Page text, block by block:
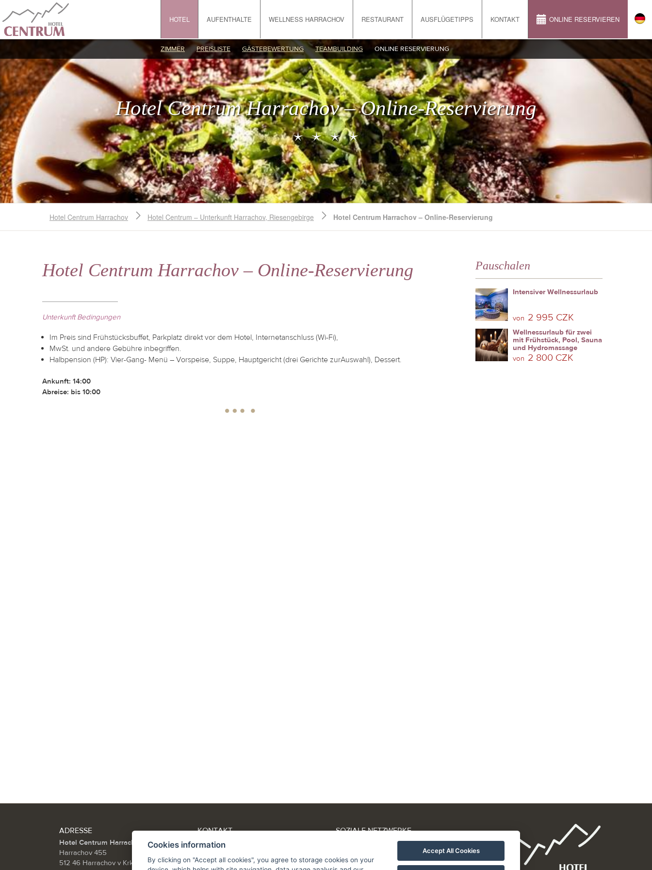
HOTEL AUFENTHALTE WELLNESS HARRACHOV RESTAURANT AUSFLÜGETIPPS KONTAKT ONLINE RESERVIEREN
ZIMMER PREISLISTE GÄSTEBEWERTUNG TEAMBUILDING ONLINE RESERVIERUNG
Hotel Centrum Harrachov – Online-Reservierung
Hotel Centrum Harrachov Hotel Centrum – Unterkunft Harrachov, Riesengebirge Hotel Centrum Harrachov – Online-Reservierung
Hotel Centrum Harrachov – Online-Reservierung
Unterkunft Bedingungen
Im Preis sind Frühstücksbuffet, Parkplatz direkt vor dem Hotel, Internetanschluss (Wi-Fi),
MwSt. und andere Gebühre inbegriffen.
Halbpension (HP): Vier-Gang- Menü – Vorspeise, Suppe, Hauptgericht (drei Gerichte zurAuswahl), Dessert.
Ankunft: 14:00
Abreise: bis 10:00
Pauschalen
Intensiver Wellnessurlaub
von 2 995 CZK
Wellnessurlaub für zwei
mit Frühstück, Pool, Sauna
und Hydromassage
von 2 800 CZK
ADRESSE
Hotel Centrum Harrachov
Harrachov 455
512 46 Harrachov v Krkonoších
KONTAKT
Tel.: +420 603 505 557
SOZIALE NETZWERKE
Partneři:
Cookies information
By clicking on "Accept all cookies", you agree to storage cookies on your
Accept All Cookies